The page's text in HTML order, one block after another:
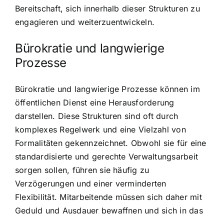
Bereitschaft, sich innerhalb dieser Strukturen zu
engagieren und weiterzuentwickeln.
Bürokratie und langwierige
Prozesse
Bürokratie und langwierige Prozesse können im
öffentlichen Dienst eine Herausforderung
darstellen. Diese Strukturen sind oft durch
komplexes Regelwerk und eine Vielzahl von
Formalitäten gekennzeichnet. Obwohl sie für eine
standardisierte und gerechte Verwaltungsarbeit
sorgen sollen, führen sie häufig zu
Verzögerungen und einer verminderten
Flexibilität. Mitarbeitende müssen sich daher mit
Geduld und Ausdauer bewaffnen und sich in das